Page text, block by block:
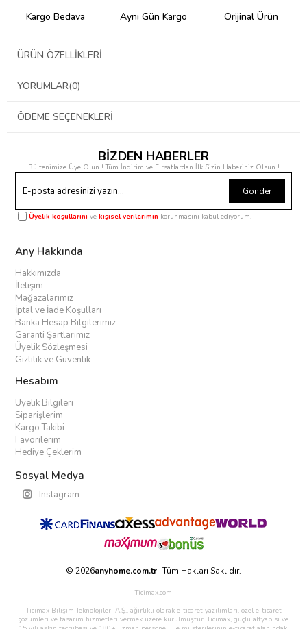
Kargo Bedava Aynı Gün Kargo Orijinal Ürün
ÜRÜN ÖZELLIKLERI
YORUMLAR(0)
ÖDEME SEÇENEKLERI
BİZDEN HABERLER
Bültenimize Üye Olun ! Tüm İndirim ve Fırsatlardan İlk Sizin Haberiniz Olsun !
Gönder
Üyelik koşullarını vekişisel verilerimin korunmasını kabul ediyorum.
Any Hakkında
Hakkımızda
İletişim
Mağazalarımız
İptal ve İade Koşulları
Banka Hesap Bilgilerimiz
Garanti Şartlarımız
Üyelik Sözleşmesi
Gizlilik ve Güvenlik
Hesabım
Üyelik Bilgileri
Siparişlerim
Kargo Takibi
Favorilerim
Hediye Çeklerim
Sosyal Medya
Instagram
© 2026anyhome.com.tr- Tüm Hakları Saklıdır.
Ticimax.com
Ticimax Bilişim Teknolojileri A.Ş., ağırlıklı olarak e-ticaret yazılımları, özel e-ticaret
çözümleri ve tasarım hizmetleri vermek üzere kurulmuştur. Ticimax, güçlü altyapısı ve